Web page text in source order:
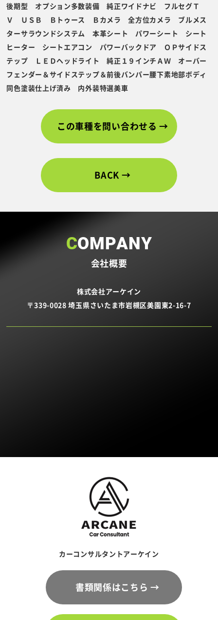
後期型 オプション多数装備 純正ワイドナビ フルセグＴ
Ｖ ＵＳＢ Ｂトゥース Ｂカメラ 全方位カメラ ブルメス
ターサラウンドシステム 本革シート パワーシート シート
ヒーター シートエアコン パワーバックドア ＯＰサイドス
テップ ＬＥＤヘッドライト 純正１９インチＡＷ オーバー
フェンダー＆サイドステップ＆前後バンパー腰下素地部ボディ
同色塗装仕上げ済み 内外装特選美車
この車種を問い合わせる
BACK
COMPANY
会社概要
株式会社アーケイン
〒339-0028 埼玉県さいたま市岩槻区美園東2-16-7
カーコンサルタントアーケイン
書類関係はこちら